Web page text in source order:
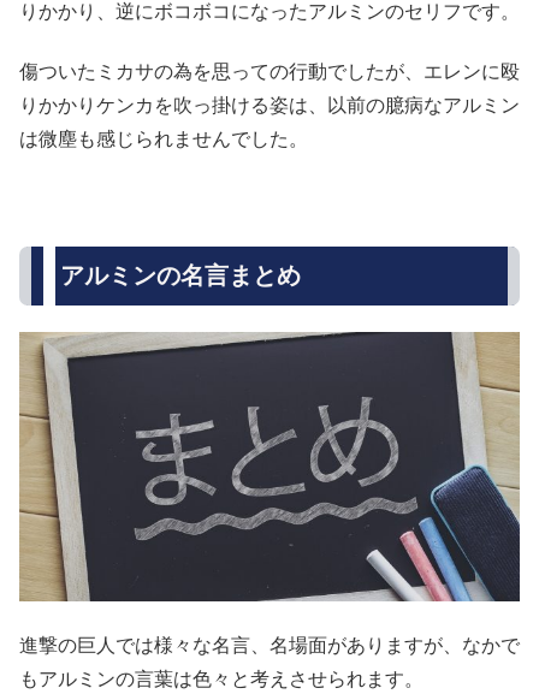
りかかり、逆にボコボコになったアルミンのセリフです。
傷ついたミカサの為を思っての行動でしたが、エレンに殴
りかかりケンカを吹っ掛ける姿は、以前の臆病なアルミン
は微塵も感じられませんでした。
アルミンの名言まとめ
進撃の巨人では様々な名言、名場面がありますが、なかで
もアルミンの言葉は色々と考えさせられます。